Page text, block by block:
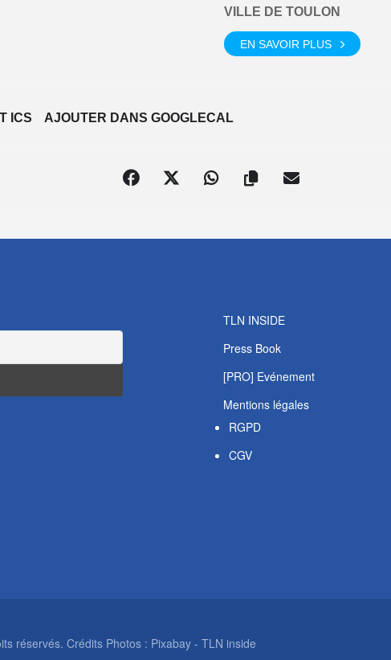
VILLE DE TOULON
EN SAVOIR PLUS
ICS AJOUTER DANS GOOGLECAL
TLN INSIDE
Press Book
[PRO] Evénement
Mentions légales
RGPD
CGV
réservés. Crédits Photos : Pixabay - TLN inside